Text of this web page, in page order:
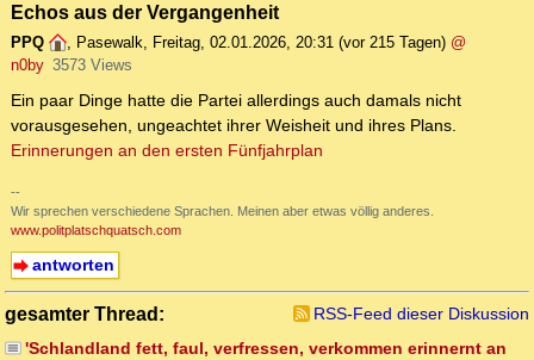
Echos aus der Vergangenheit
PPQ , Pasewalk, Freitag, 02.01.2026, 20:31 (vor 215 Tagen) @
n0by 3573 Views
Ein paar Dinge hatte die Partei allerdings auch damals nicht
vorausgesehen, ungeachtet ihrer Weisheit und ihres Plans.
Erinnerungen an den ersten Fünfjahrplan
--
Wir sprechen verschiedene Sprachen. Meinen aber etwas völlig anderes.
www.politplatschquatsch.com
antworten
gesamter Thread:
RSS-Feed dieser Diskussion
'Schlandland fett, faul, verfressen, verkommen erinnernt an